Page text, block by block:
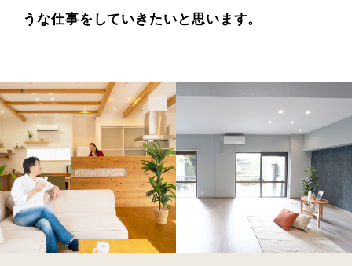
うな仕事をしていきたいと思います。